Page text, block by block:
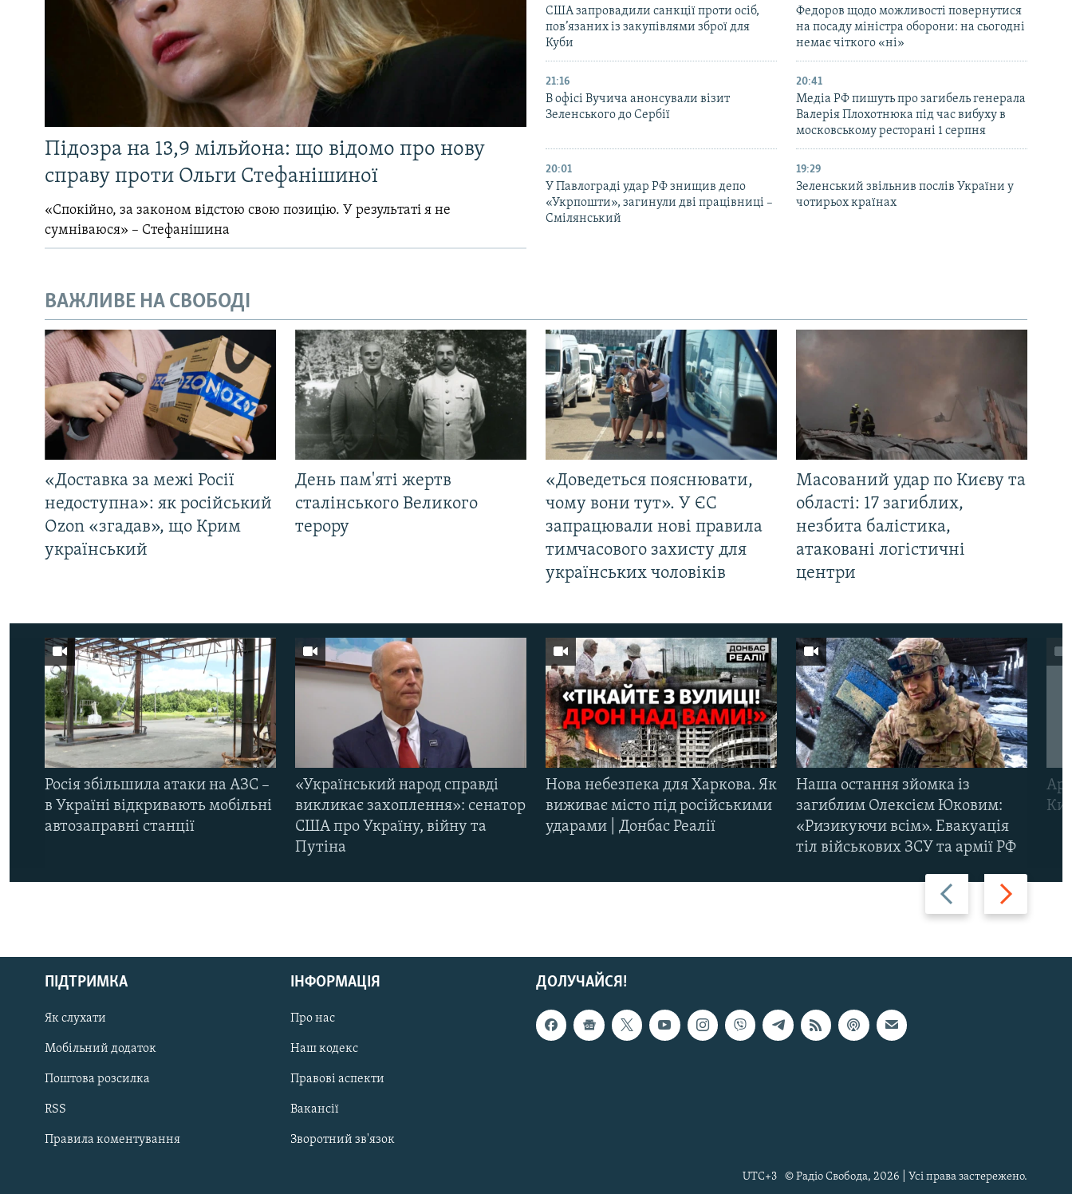
РУС
ДОЛУЧАЙСЯ!
Підозра на 13,9 мільйона: що відомо про нову
справу проти Ольги Стефанішиної
«Спокійно, за законом відстою свою позицію. У результаті я не
сумніваюся» – Стефанішина
США запровадили санкції проти осіб,
пов’язаних із закупівлями зброї для
Куби
Федоров щодо можливості повернутися
на посаду міністра оборони: на сьогодні
немає чіткого «ні»
21:16
В офісі Вучича анонсували візит
Зеленського до Сербії
20:41
Медіа РФ пишуть про загибель генерала
Валерія Плохотнюка під час вибуху в
московському ресторані 1 серпня
20:01
У Павлограді удар РФ знищив депо
«Укрпошти», загинули дві працівниці –
Смілянський
19:29
Зеленський звільнив послів України у
чотирьох країнах
ВАЖЛИВЕ НА СВОБОДІ
«Доставка за межі Росії
недоступна»: як російський
Ozon «згадав», що Крим
український
День пам'яті жертв
сталінського Великого
терору
«Доведеться пояснювати,
чому вони тут». У ЄС
запрацювали нові правила
тимчасового захисту для
українських чоловіків
Масований удар по Києву та
області: 17 загиблих,
незбита балістика,
атаковані логістичні
центри
Назад Вперед
Росія збільшила атаки на АЗС –
в Україні відкривають мобільні
автозаправні станції
«Український народ справді
викликає захоплення»: сенатор
США про Україну, війну та
Путіна
Нова небезпека для Харкова. Як
виживає місто під російськими
ударами | Донбас Реалії
Наша остання зйомка із
загиблим Олексієм Юковим:
«Ризикуючи всім». Евакуація
тіл військових ЗСУ та армії РФ
ДОЛУЧАЙСЯ!
ПІДТРИМКА
Як слухати
Мобільний додаток
Поштова розсилка
RSS
Правила коментування
ІНФОРМАЦІЯ
Про нас
Наш кодекс
Правові аспекти
Вакансії
Зворотний зв'язок
© Радіо Свобода, 2026 | Усі права застережено.
UTC+3